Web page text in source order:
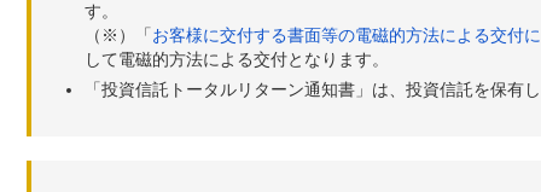
す。
（※）「お客様に交付する書面等の電磁的方法による交付
して電磁的方法による交付となります。
「投資信託トータルリターン通知書」は、投資信託を保有